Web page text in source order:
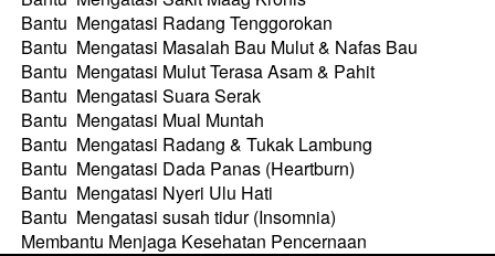
Bantu  Mengatasi Radang Tenggorokan
Bantu  Mengatasi Masalah Bau Mulut & Nafas Bau
Bantu  Mengatasi Mulut Terasa Asam & Pahit
Bantu  Mengatasi Suara Serak
Bantu  Mengatasi Mual Muntah
Bantu  Mengatasi Radang & Tukak Lambung
Bantu  Mengatasi Dada Panas (Heartburn)
Bantu  Mengatasi Nyeri Ulu Hati
Bantu  Mengatasi susah tidur (Insomnia)
Membantu Menjaga Kesehatan Pencernaan